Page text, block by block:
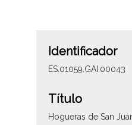
Identificador
ES.01059.GAI.00043
Título
Hogueras de San